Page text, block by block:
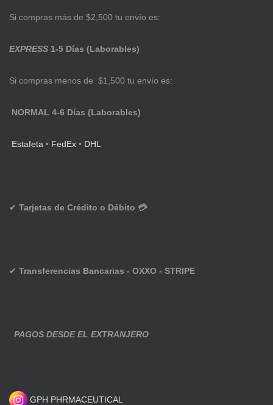
Si compras más de $2,500 tu envío es:
EXPRESS 1-5 Días (Laborables)
Si compras menos de $1,500 tu envío es:
NORMAL 4-6 Días (Laborables)
Estafeta • FedEx • DHL
✔ Tarjetas de Crédito o Débito 💳
✔ Transferencias Bancarias - OXXO - STRIPE
PAGOS DESDE EL EXTRANJERO
GPH PHRMACEUTICAL